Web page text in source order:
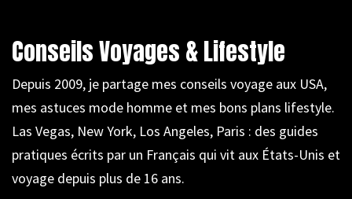
Conseils Voyages & Lifestyle
Depuis 2009, je partage mes conseils voyage aux USA,
mes astuces mode homme et mes bons plans lifestyle.
Las Vegas, New York, Los Angeles, Paris : des guides
pratiques écrits par un Français qui vit aux États-Unis et
voyage depuis plus de 16 ans.